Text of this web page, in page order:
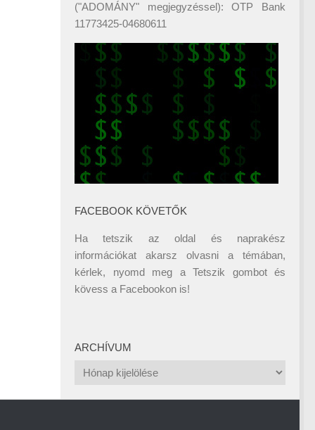
("ADOMÁNY" megjegyzéssel): OTP Bank
11773425-04680611
FACEBOOK KÖVETŐK
Ha tetszik az oldal és naprakész
információkat akarsz olvasni a témában,
kérlek, nyomd meg a Tetszik gombot és
kövess a Facebookon is!
ARCHÍVUM
Archívum